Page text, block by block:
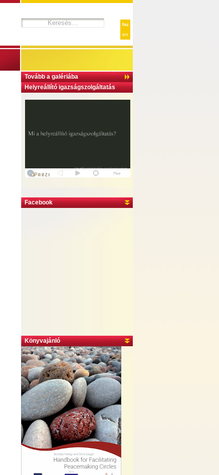
hu
en
Tovább a galériába
Helyreállító igazságszolgáltatás
Facebook
Könyvajánló